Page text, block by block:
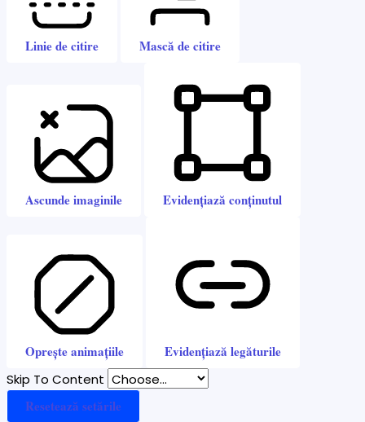
Linie de citire Mască de citire
Ascunde imaginile Evidențiază conținutul
Oprește animațiile Evidențiază legăturile
Skip To Content
Resetează setările